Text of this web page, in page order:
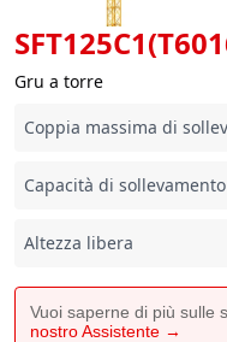
Gru a torre
Coppia massima di
Capacità di
Altezza libera
Vuoi saperne di più sulle
nostro Assistente →